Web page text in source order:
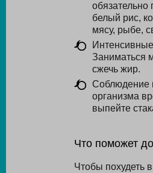
обязательно
белый рис,
мясу, рыбе,
Заниматься
сжечь жир.
Соблюдение
организма
выпейте
Что поможет
Чтобы похудеть